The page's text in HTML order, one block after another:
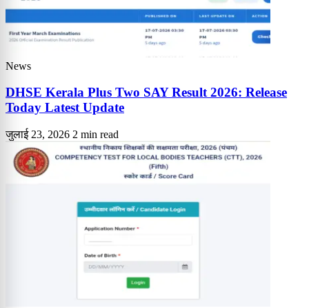
News
DHSE Kerala Plus Two SAY Result 2026: Release
Today Latest Update
जुलाई 23, 2026 2 min read